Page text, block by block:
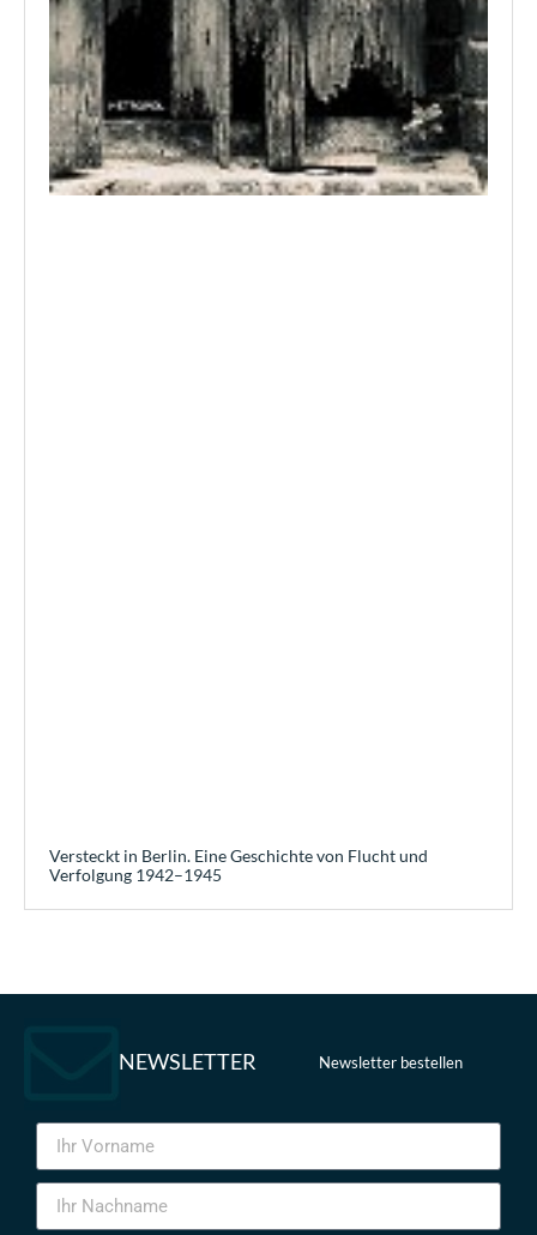
Versteckt in Berlin. Eine Geschichte von Flucht und
Verfolgung 1942–1945
NEWSLETTER Newsletter bestellen